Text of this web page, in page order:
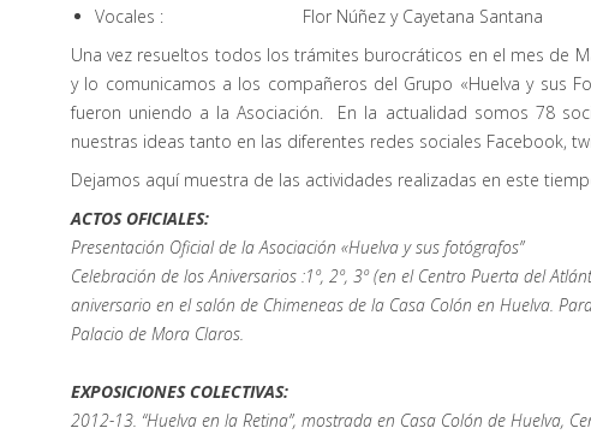
Vocales : Flor Núñez y Cayetana Santana
Una vez resueltos todos los trámites burocráticos en el mes de
y lo comunicamos a los compañeros del Grupo «Huelva y sus
fueron uniendo a la Asociación. En la actualidad somos 78
nuestras ideas tanto en las diferentes redes sociales Facebook,
Dejamos aquí muestra de las actividades realizadas en este
ACTOS OFICIALES:
Presentación Oficial de la Asociación «Huelva y sus fotógrafos”
Celebración de los Aniversarios :1º, 2º, 3º (en el Centro Puerta del
aniversario en el salón de Chimeneas de la Casa Colón en Huelva.
Palacio de Mora Claros.
EXPOSICIONES COLECTIVAS:
2012-13. “Huelva en la Retina”, mostrada en Casa Colón de Huelva,